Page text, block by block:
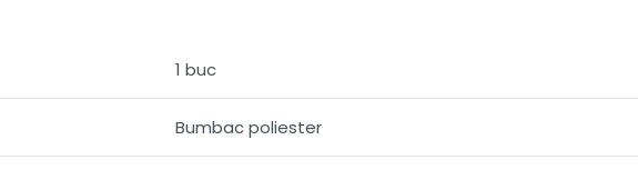
1 buc
Bumbac poliester